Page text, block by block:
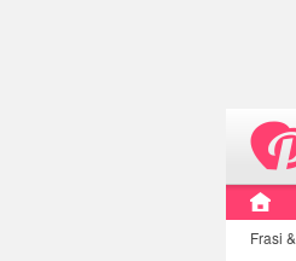
Frasi